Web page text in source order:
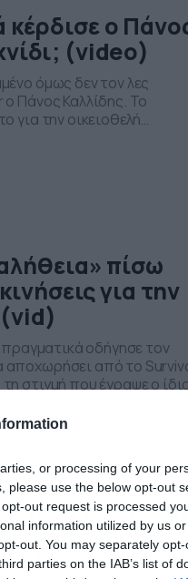
or processing of your
please use the below opt-out
out request is processed
information utilized by us
out. You may separately
parties on the IAB’s list of
ο
(video)
όμως δεν τον λες
Πάνος Καλλίδης. Το
για την οικειοθελή
πίσω
για την
οδήγησε τον
αποχωρήσει από το
στιγμή που έγραψε ο
το Survivor,
στο…